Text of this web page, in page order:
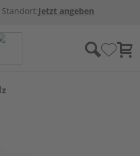
Jetzt angeben